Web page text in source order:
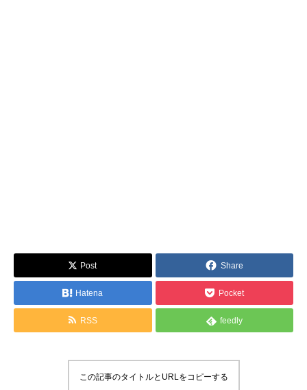
Post Share
Hatena Pocket
RSS feedly
この記事のタイトルとURLをコピーする